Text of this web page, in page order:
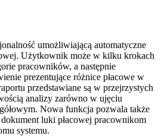
umożliwiającą automatyczne
Użytkownik może w kilku krokach
pracowników, a następnie
prezentujące różnice płacowe w
przedstawiane są w przejrzystych
analizy zarówno w ujęciu
Nowa funkcja pozwala także
luki płacowej pracownikom
systemu.